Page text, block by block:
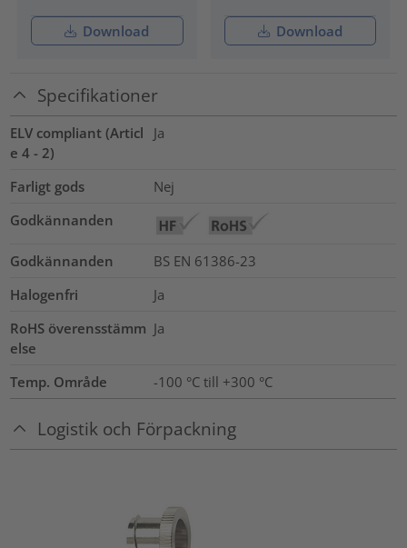
Download Download
Specifikationer
ELV compliant (Articl
e 4 - 2)
Ja
Farligt gods
Nej
Godkännanden
Godkännanden
BS EN 61386-23
Halogenfri
Ja
RoHS överensstämm
else
Ja
Temp. Område -100 °C till +300 °C
Logistik och Förpackning